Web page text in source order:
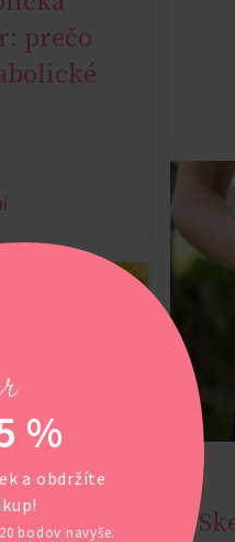
prečo
%
a obdržíte
bodov navyše.